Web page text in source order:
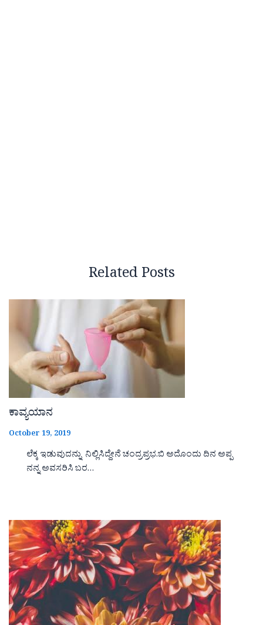
Related Posts
ಕಾವ್ಯಯಾನ
October 19, 2019
ಲೆಕ್ಕ ಇಡುವುದನ್ನು ನಿಲ್ಲಿಸಿದ್ದೇನೆ ಚಂದ್ರಪ್ರಭ.ಬಿ ಅದೊಂದು ದಿನ ಅಪ್ಪ
ನನ್ನ ಅವಸರಿಸಿ ಬರ…